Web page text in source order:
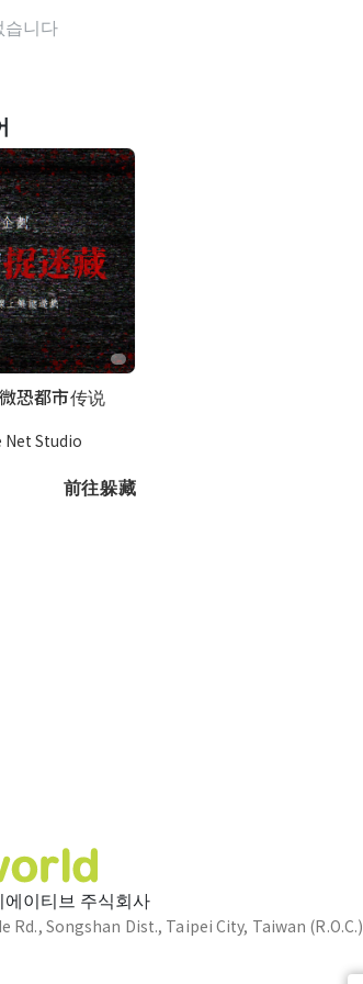
습니다
恐都市传说
Net Studio
前往躲藏
이티브 주식회사
Rd., Songshan Dist., Taipei City, Taiwan (R.O.C.)